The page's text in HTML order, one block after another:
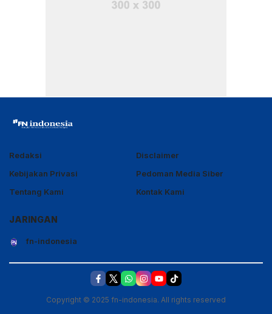
Redaksi
Disclaimer
Kebijakan Privasi
Pedoman Media Siber
Tentang Kami
Kontak Kami
JARINGAN
fn-indonesia
Copyright © 2025 fn-indonesia. All rights reserved